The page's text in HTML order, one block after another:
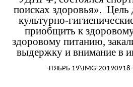
поисках здоровья». Цель
культурно-
приобщить к
здоровому питанию,
выдержку и внимание в